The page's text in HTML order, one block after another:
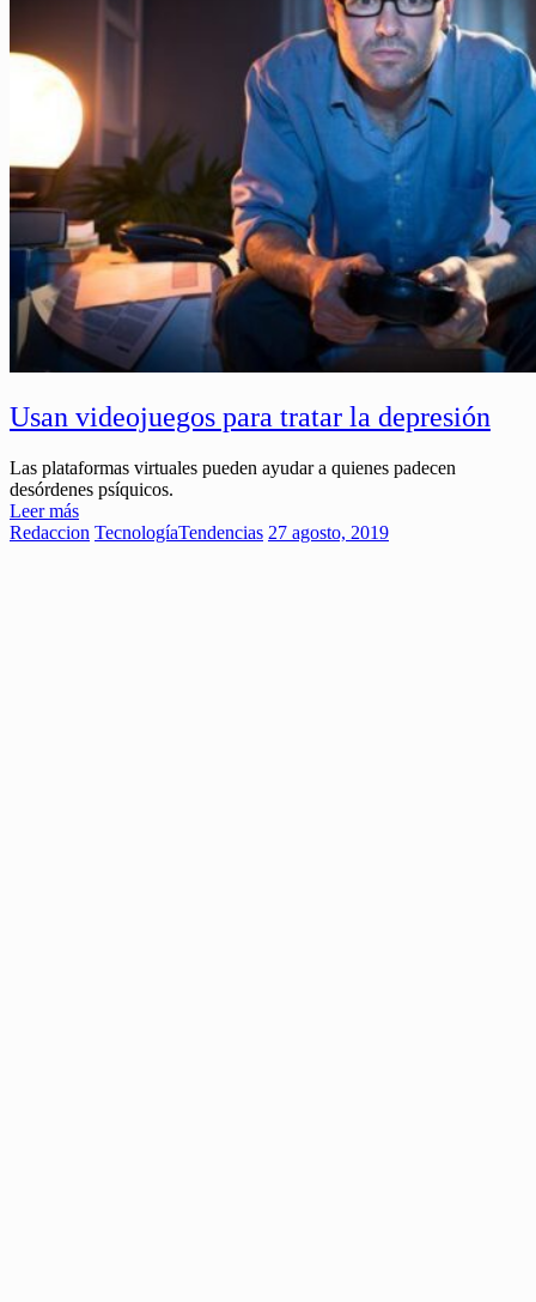
Usan videojuegos para tratar la depresión
Las plataformas virtuales pueden ayudar a quienes padecen
desórdenes psíquicos.
Leer más
Redaccion TecnologíaTendencias 27 agosto, 2019